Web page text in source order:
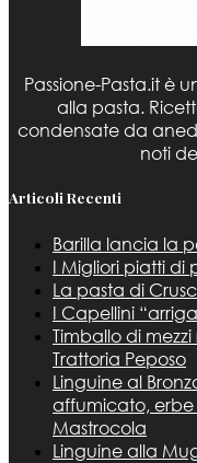
Passione-Pasta.it è
alla pasta.
condensate da
noti
Articoli Recenti
Barilla lancia la
I Migliori piatti di
La pasta di
I Capellini
Timballo di
Trattoria Peposo
Linguine al
affumicato,
Mastrocola
Linguine alla